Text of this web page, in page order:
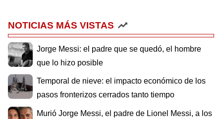
NOTICIAS MÁS VISTAS
Jorge Messi: el padre que se quedó, el hombre
que lo hizo posible
Temporal de nieve: el impacto económico de los
pasos fronterizos cerrados tanto tiempo
Murió Jorge Messi, el padre de Lionel Messi, a los